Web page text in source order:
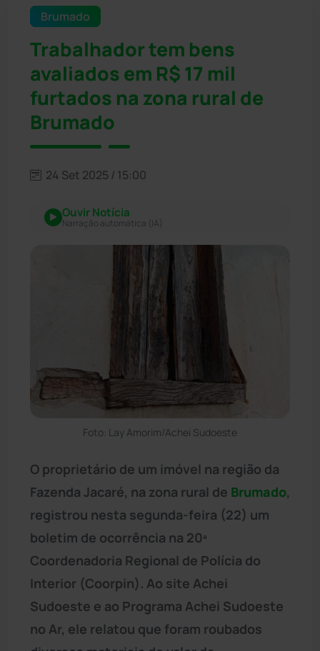
Brumado
Trabalhador tem bens
avaliados em R$ 17 mil
furtados na zona rural de
Brumado
24 Set 2025 / 15:00
Ouvir Notícia
Narração automática (IA)
Foto: Lay Amorim/Achei Sudoeste
O proprietário de um imóvel na região da
Fazenda Jacaré, na zona rural de Brumado,
registrou nesta segunda-feira (22) um
boletim de ocorrência na 20ª
Coordenadoria Regional de Polícia do
Interior (Coorpin). Ao site Achei
Sudoeste e ao Programa Achei Sudoeste
no Ar, ele relatou que foram roubados